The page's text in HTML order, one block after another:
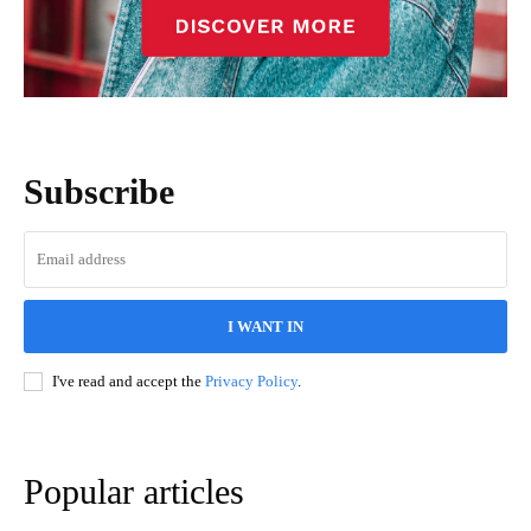
Subscribe
I WANT IN
I've read and accept the Privacy Policy.
Popular articles